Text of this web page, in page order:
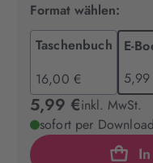
Format wählen:
Taschenbuch
16,00 €
E-
5,99 €inkl. MwSt.
sofort per